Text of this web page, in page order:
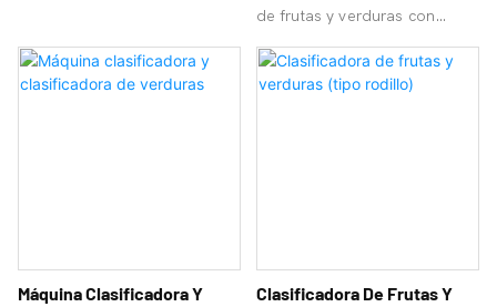
de frutas y verduras con
rodillos ajustables de
OrangeMech le ayuda a lograr
una alta eficiencia y una alta
Máquina Clasificadora Y
Clasificadora De Frutas Y